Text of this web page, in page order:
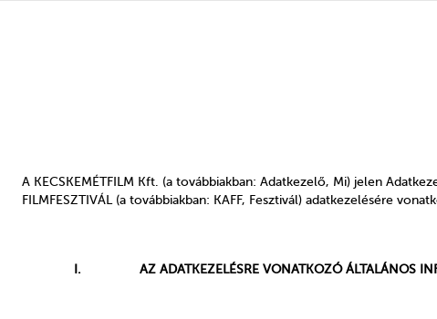
A KECSKEMÉTFILM Kft. (a továbbiakban: Adatkezelő, Mi) jelen
FILMFESZTIVÁL (a továbbiakban: KAFF, Fesztivál) adatkezelésére
I. AZ ADATKEZELÉSRE VONATKOZÓ ÁLTALÁNOS